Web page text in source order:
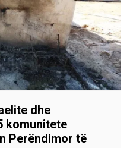
dhe
komunitete
Perëndimor të